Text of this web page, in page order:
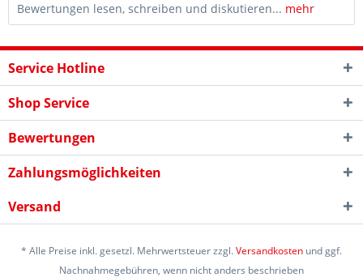
Bewertungen lesen, schreiben und diskutieren... mehr
Service Hotline
Shop Service
Bewertungen
Zahlungsmöglichkeiten
Versand
* Alle Preise inkl. gesetzl. Mehrwertsteuer zzgl.Versandkosten und ggf.
Nachnahmegebühren, wenn nicht anders beschrieben